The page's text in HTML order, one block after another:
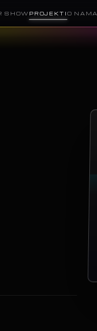
SHOW PROJEKTI O NAMA